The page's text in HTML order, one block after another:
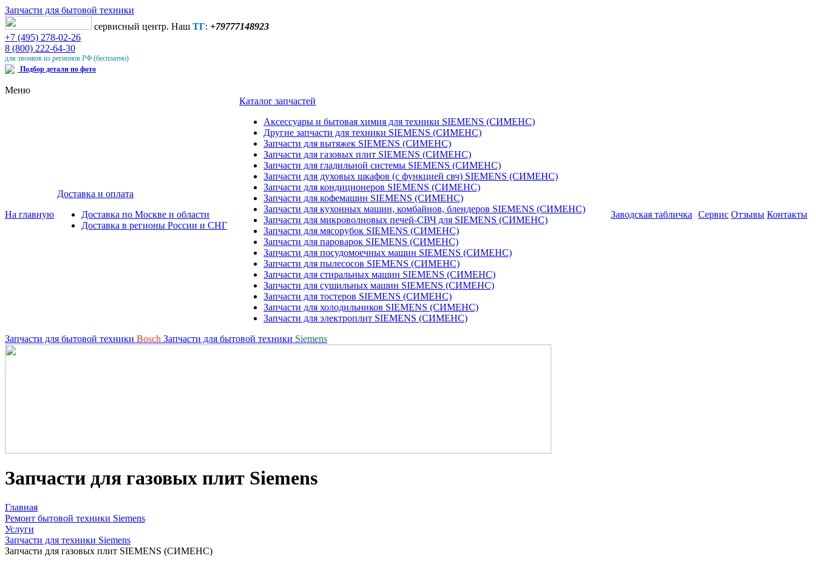
Запчасти для бытовой техники
сервисный центр. Наш ТГ: +79777148923
+7 (495) 278-02-26
8 (800) 222-64-30
для звонков из регионов РФ (бесплатно)
Подбор детали по фото
Меню
На главную
Доставка и оплата
Доставка по Москве и области
Доставка в регионы России и СНГ
Каталог запчастей
Аксессуары и бытовая химия для техники SIEMENS (СИМЕНС)
Другие запчасти для техники SIEMENS (СИМЕНС)
Запчасти для вытяжек SIEMENS (СИМЕНС)
Запчасти для газовых плит SIEMENS (СИМЕНС)
Запчасти для гладильной системы SIEMENS (СИМЕНС)
Запчасти для духовых шкафов (с функцией свч) SIEMENS (СИМЕНС)
Запчасти для кондиционеров SIEMENS (СИМЕНС)
Запчасти для кофемашин SIEMENS (СИМЕНС)
Запчасти для кухонных машин, комбайнов, блендеров SIEMENS (СИМЕНС)
Запчасти для микроволновых печей-СВЧ для SIEMENS (СИМЕНС)
Запчасти для мясорубок SIEMENS (СИМЕНС)
Запчасти для пароварок SIEMENS (СИМЕНС)
Запчасти для посудомоечных машин SIEMENS (СИМЕНС)
Запчасти для пылесосов SIEMENS (СИМЕНС)
Запчасти для стиральных машин SIEMENS (СИМЕНС)
Запчасти для сушильных машин SIEMENS (СИМЕНС)
Запчасти для тостеров SIEMENS (СИМЕНС)
Запчасти для холодильников SIEMENS (СИМЕНС)
Запчасти для электроплит SIEMENS (СИМЕНС)
Заводская табличка Сервис Отзывы Контакты
Запчасти для бытовой техники Bosch Запчасти для бытовой техники Siemens
Запчасти для газовых плит Siemens
Главная
Ремонт бытовой техники Siemens
Услуги
Запчасти для техники Siemens
Запчасти для газовых плит SIEMENS (СИМЕНС)